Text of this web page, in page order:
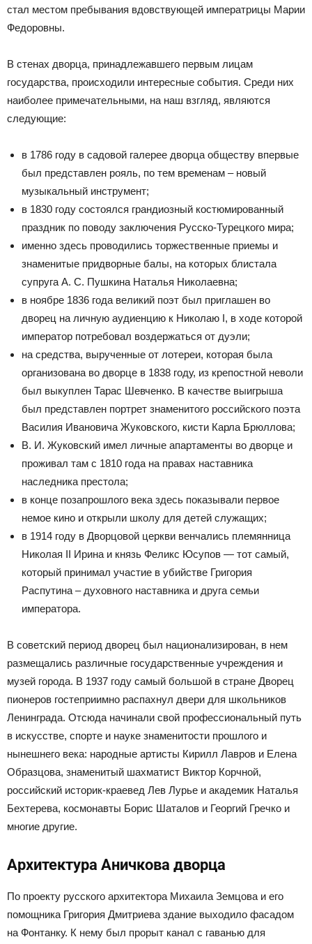
стал местом пребывания вдовствующей императрицы Марии
Федоровны.
В стенах дворца, принадлежавшего первым лицам
государства, происходили интересные события. Среди них
наиболее примечательными, на наш взгляд, являются
следующие:
в 1786 году в садовой галерее дворца обществу впервые
был представлен рояль, по тем временам – новый
музыкальный инструмент;
в 1830 году состоялся грандиозный костюмированный
праздник по поводу заключения Русско-Турецкого мира;
именно здесь проводились торжественные приемы и
знаменитые придворные балы, на которых блистала
супруга А. С. Пушкина Наталья Николаевна;
в ноябре 1836 года великий поэт был приглашен во
дворец на личную аудиенцию к Николаю I, в ходе которой
император потребовал воздержаться от дуэли;
на средства, вырученные от лотереи, которая была
организована во дворце в 1838 году, из крепостной неволи
был выкуплен Тарас Шевченко. В качестве выигрыша
был представлен портрет знаменитого российского поэта
Василия Ивановича Жуковского, кисти Карла Брюллова;
В. И. Жуковский имел личные апартаменты во дворце и
проживал там с 1810 года на правах наставника
наследника престола;
в конце позапрошлого века здесь показывали первое
немое кино и открыли школу для детей служащих;
в 1914 году в Дворцовой церкви венчались племянница
Николая II Ирина и князь Феликс Юсупов — тот самый,
который принимал участие в убийстве Григория
Распутина – духовного наставника и друга семьи
императора.
В советский период дворец был национализирован, в нем
размещались различные государственные учреждения и
музей города. В 1937 году самый большой в стране Дворец
пионеров гостеприимно распахнул двери для школьников
Ленинграда. Отсюда начинали свой профессиональный путь
в искусстве, спорте и науке знаменитости прошлого и
нынешнего века: народные артисты Кирилл Лавров и Елена
Образцова, знаменитый шахматист Виктор Корчной,
российский историк-краевед Лев Лурье и академик Наталья
Бехтерева, космонавты Борис Шаталов и Георгий Гречко и
многие другие.
Архитектура Аничкова дворца
По проекту русского архитектора Михаила Земцова и его
помощника Григория Дмитриева здание выходило фасадом
на Фонтанку. К нему был прорыт канал с гаванью для